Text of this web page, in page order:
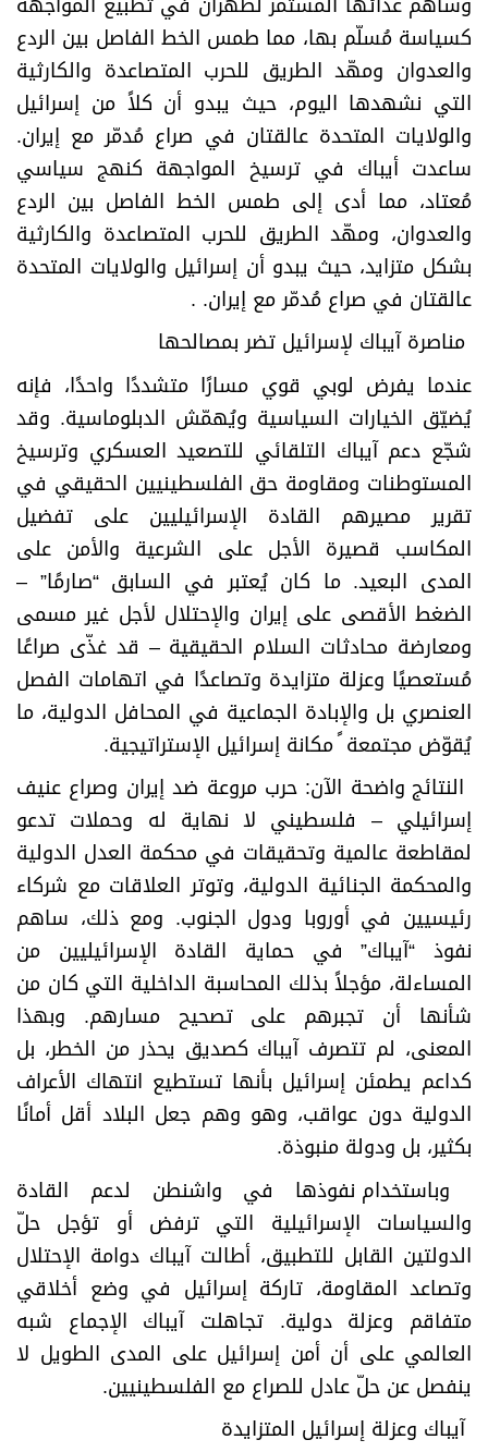
كسياسة مُسلّم بها، مما طمس الخط الفاصل بين الردع
والعدوان ومهّد الطريق للحرب المتصاعدة والكارثية
التي نشهدها اليوم، حيث يبدو أن كلاً من إسرائيل
والولايات المتحدة عالقتان في صراع مُدمّر مع إيران.
ساعدت أيباك في ترسيخ المواجهة كنهج سياسي
مُعتاد، مما أدى إلى طمس الخط الفاصل بين الردع
والعدوان، ومهّد الطريق للحرب المتصاعدة والكارثية
بشكل متزايد، حيث يبدو أن إسرائيل والولايات المتحدة
عالقتان في صراع مُدمّر مع إيران. .
مناصرة آيباك لإسرائيل تضر بمصالحها
عندما يفرض لوبي قوي مسارًا متشددًا واحدًا، فإنه
يُضيّق الخيارات السياسية ويُهمّش الدبلوماسية. وقد
شجّع دعم آيباك التلقائي للتصعيد العسكري وترسيخ
المستوطنات ومقاومة حق الفلسطينيين الحقيقي في
تقرير مصيرهم القادة الإسرائيليين على تفضيل
المكاسب قصيرة الأجل على الشرعية والأمن على
المدى البعيد. ما كان يُعتبر في السابق “صارمًا” –
الضغط الأقصى على إيران والإحتلال لأجل غير مسمى
ومعارضة محادثات السلام الحقيقية – قد غذّى صراعًا
مُستعصيًا وعزلة متزايدة وتصاعدًا في اتهامات الفصل
العنصري بل والإبادة الجماعية في المحافل الدولية، ما
يُقوّض مجتمعة ً مكانة إسرائيل الإستراتيجية.
النتائج واضحة الآن: حرب مروعة ضد إيران وصراع عنيف
إسرائيلي – فلسطيني لا نهاية له وحملات تدعو
لمقاطعة عالمية وتحقيقات في محكمة العدل الدولية
والمحكمة الجنائية الدولية، وتوتر العلاقات مع شركاء
رئيسيين في أوروبا ودول الجنوب. ومع ذلك، ساهم
نفوذ “آيباك” في حماية القادة الإسرائيليين من
المساءلة، مؤجلاً بذلك المحاسبة الداخلية التي كان من
شأنها أن تجبرهم على تصحيح مسارهم. وبهذا
المعنى، لم تتصرف آيباك كصديق يحذر من الخطر، بل
كداعم يطمئن إسرائيل بأنها تستطيع انتهاك الأعراف
الدولية دون عواقب، وهو وهم جعل البلاد أقل أمانًا
بكثير، بل ودولة منبوذة.
وباستخدام نفوذها في واشنطن لدعم القادة
والسياسات الإسرائيلية التي ترفض أو تؤجل حلّ
الدولتين القابل للتطبيق، أطالت آيباك دوامة الإحتلال
وتصاعد المقاومة، تاركة إسرائيل في وضع أخلاقي
متفاقم وعزلة دولية. تجاهلت آيباك الإجماع شبه
العالمي على أن أمن إسرائيل على المدى الطويل لا
ينفصل عن حلّ عادل للصراع مع الفلسطينيين.
آيباك وعزلة إسرائيل المتزايدة